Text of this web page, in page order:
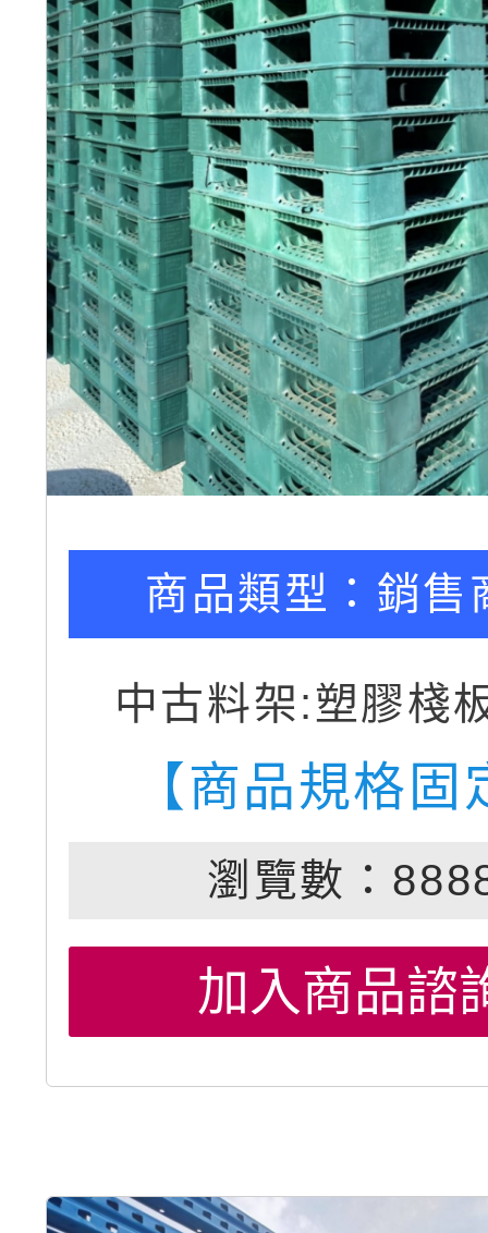
商品類型： 銷售
中古料架:塑膠棧
【商品規格固
瀏覽數：
加入商品諮